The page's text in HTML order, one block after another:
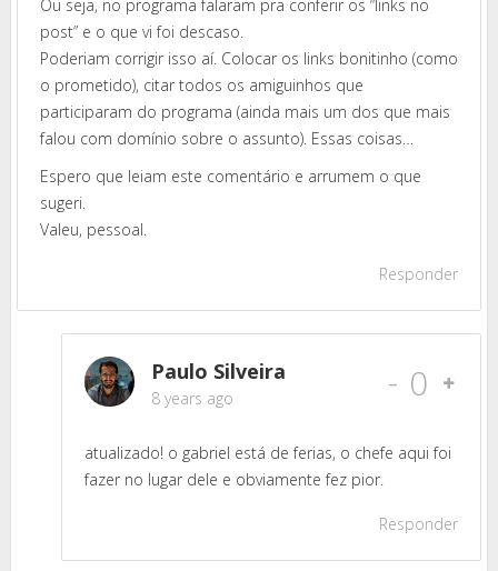
Ou seja, no programa falaram pra conferir os “links no
post” e o que vi foi descaso.
Poderiam corrigir isso aí. Colocar os links bonitinho (como
o prometido), citar todos os amiguinhos que
participaram do programa (ainda mais um dos que mais
falou com domínio sobre o assunto). Essas coisas…
Espero que leiam este comentário e arrumem o que
sugeri.
Valeu, pessoal.
Responder
Paulo Silveira
8 years ago - 0
atualizado! o gabriel está de ferias, o chefe aqui foi
fazer no lugar dele e obviamente fez pior.
Responder